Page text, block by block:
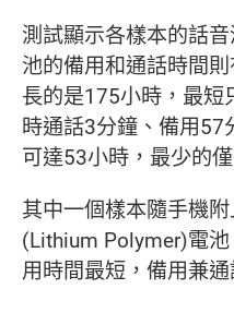
測試顯示各樣本的話
池的備用和通話時間
長的是175小時，最
時通話3分鐘、備用57
可達53小時，最少的
其中一個樣本隨手機
(Lithium Polymer)電
用時間最短，備用兼